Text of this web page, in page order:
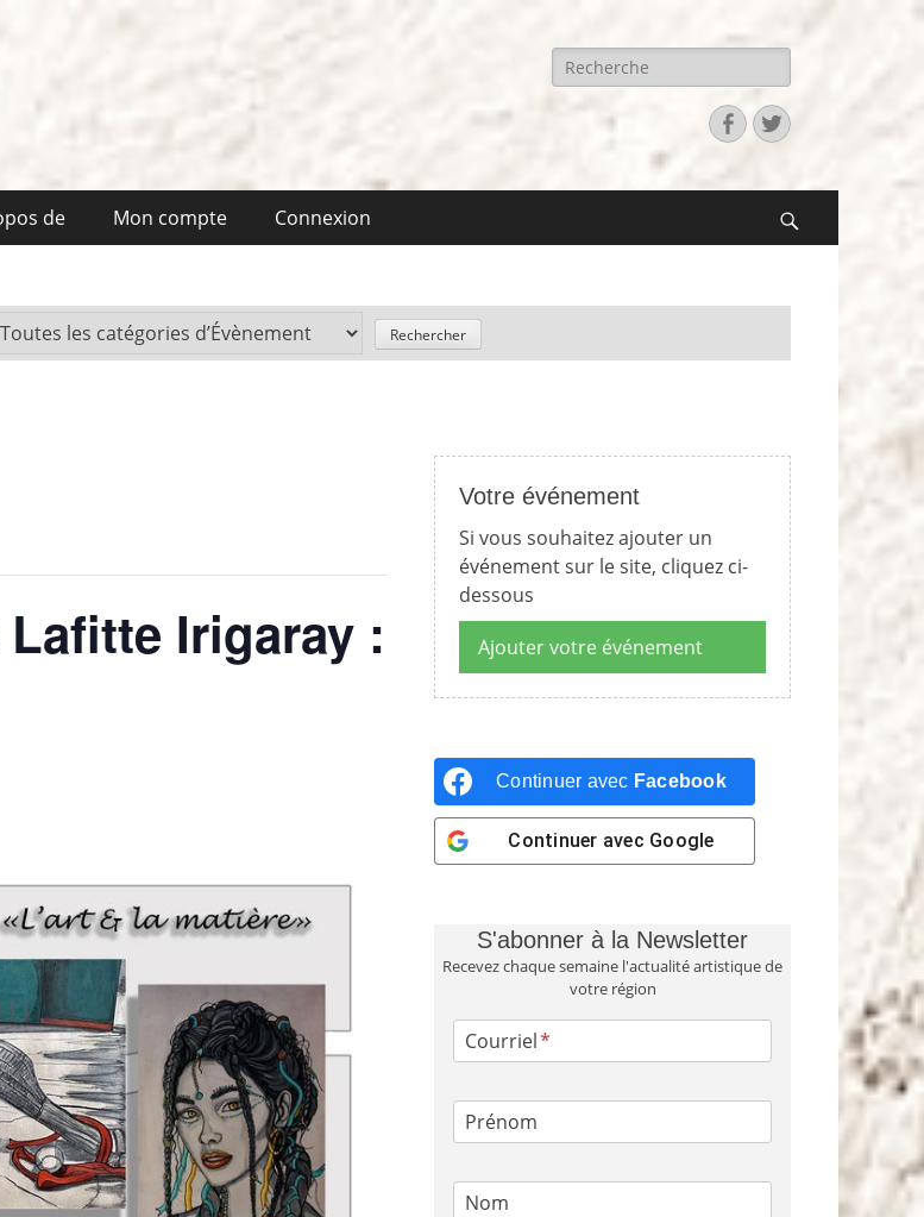
Recherche
pour:
Facebook
Twitter
de Mon compte Connexion
Irigaray :
Votre événement
Si vous souhaitez ajouter un
événement sur le site, cliquez ci-
dessous
Ajouter votre événement
Continuer avec Facebook
Continuer avec Google
S'abonner à la Newsletter
Recevez chaque semaine l'actualité artistique de
votre région
Courriel
Prénom
Nom